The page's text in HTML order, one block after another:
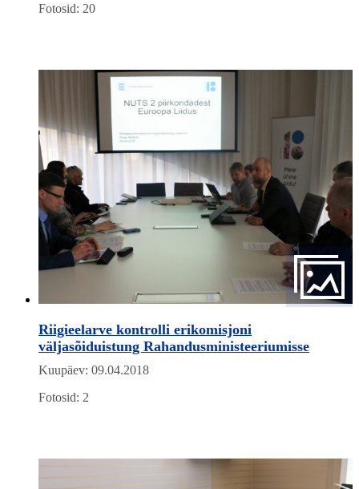
Fotosid: 20
Riigieelarve kontrolli erikomisjoni
väljasõiduistung Rahandusministeeriumisse
Kuupäev: 09.04.2018
Fotosid: 2